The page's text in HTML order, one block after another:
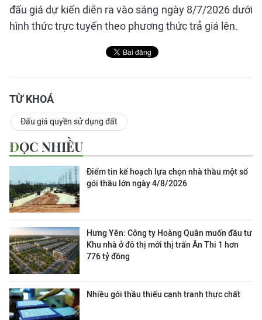
đấu giá dự kiến diễn ra vào sáng ngày 8/7/2026 dưới
hình thức trực tuyến theo phương thức trả giá lên.
TỪ KHOÁ
Đấu giá quyền sử dụng đất
ĐỌC NHIỀU
Điểm tin kế hoạch lựa chọn nhà thầu một số
gói thầu lớn ngày 4/8/2026
Hưng Yên: Công ty Hoàng Quân muốn đầu tư
Khu nhà ở đô thị mới thị trấn Ân Thi 1 hơn
776 tỷ đồng
Nhiều gói thầu thiếu cạnh tranh thực chất